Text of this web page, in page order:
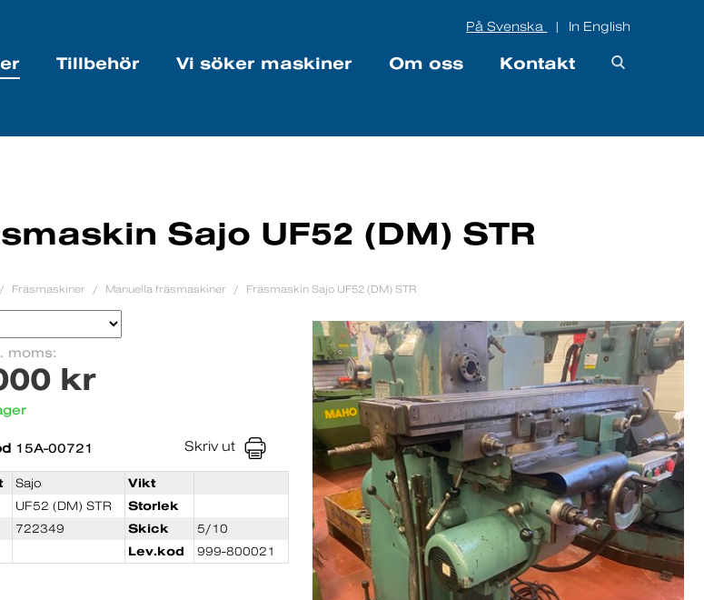
På Svenska In English
Tillbehör Vi söker maskiner Om oss Kontakt
Sajo UF52 (DM) STR
Fräsmaskiner Manuella fräsmaskiner Fräsmaskin Sajo UF52 (DM) STR
moms:
kr
15A-00721 Skriv ut
Sajo
Vikt
UF52 (DM) STR
Storlek
722349 Skick
5/10
Lev.kod 999-800021